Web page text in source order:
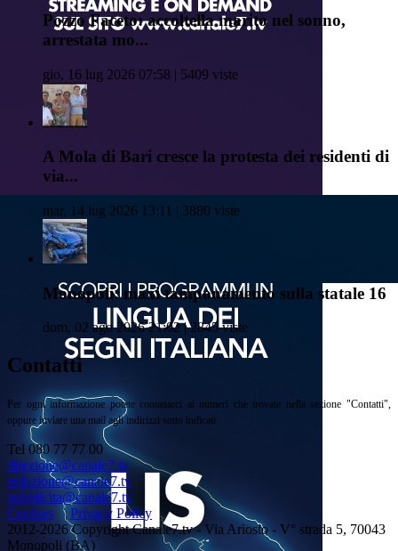
Pozzo Faceto: accoltella marito nel sonno,
arrestata mo...
gio, 16 lug 2026 07:58 | 5409 viste
A Mola di Bari cresce la protesta dei residenti di
via...
mar, 14 lug 2026 13:11 | 3880 viste
Monopoli: maxi tamponamento sulla statale 16
dom, 02 ago 2026 21:02 | 2845 viste
Contatti
Per ogni informazione potete contattarci ai numeri che trovate nella sezione "Contatti",
oppure inviare una mail agli indirizzi sotto indicati
Tel 080 77 77 00
direzione@canale7.tv
redazione@canale7.tv
pubblicita@canale7.tv
Cookies
Privacy Policy
2012-2026 Copyright Canale7.tv - Via Ariosto - V° strada 5, 70043
Monopoli (BA)